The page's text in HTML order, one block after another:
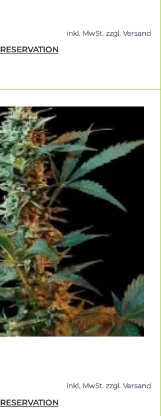
inkl. MwSt. zzgl. Versand
RESERVATION
inkl. MwSt. zzgl. Versand
RESERVATION